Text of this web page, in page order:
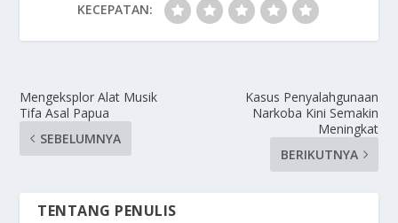
KECEPATAN:
Mengeksplor Alat Musik
Tifa Asal Papua
SEBELUMNYA
Kasus Penyalahgunaan
Narkoba Kini Semakin
Meningkat
BERIKUTNYA
TENTANG PENULIS